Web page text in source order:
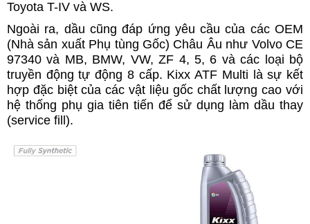
Toyota T-IV và WS.
Ngoài ra, dầu cũng đáp ứng yêu cầu của các OEM
(Nhà sản xuất Phụ tùng Gốc) Châu Âu như Volvo CE
97340 và MB, BMW, VW, ZF 4, 5, 6 và các loại bộ
truyền động tự động 8 cấp. Kixx ATF Multi là sự kết
hợp đặc biệt của các vật liệu gốc chất lượng cao với
hệ thống phụ gia tiên tiến để sử dụng làm dầu thay
(service fill).